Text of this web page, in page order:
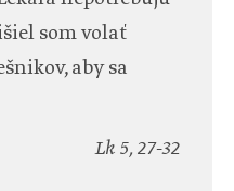
som volať
aby sa
Lk 5, 27-32